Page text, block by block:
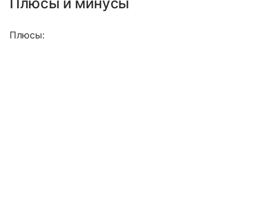
Плюсы и минусы
Плюсы: